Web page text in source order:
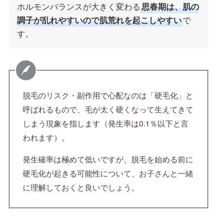
ホルモンバランスが大きく変わる思春期は、肌の
調子が乱れやすいので肌荒れを起こしやすいで
す。
脱毛のリスク・副作用で心配なのは「硬毛化」と
呼ばれるもので、毛が太く硬くなって生えてきて
しまう現象を指します（発生率は0.1％以下と言
われます）。
発生確率は極めて低いですが、脱毛を始める前に
硬毛化が起きる可能性について、お子さんと一緒
に理解しておくと良いでしょう。